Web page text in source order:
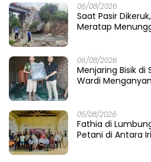
06/08/2026
Saat Pasir
Meratap
06/08/2026
Menjaring Bisik di
Wardi
05/08/2026
Fathia di
Petani di Antara